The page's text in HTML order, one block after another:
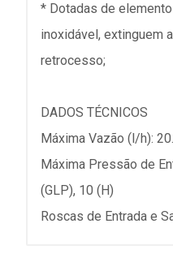
* Dotadas de
inoxidável, extinguem
retrocesso;
DADOS TÉCNICOS
Máxima Vazão (l/h):
Máxima Pressão de
(GLP), 10 (H)
Roscas de Entrada e